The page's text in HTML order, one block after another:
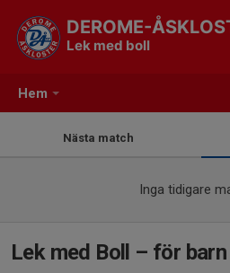
Hem
DEROME-
Lek med boll
Nästa match
Inga tidigare
Lek med Boll – för